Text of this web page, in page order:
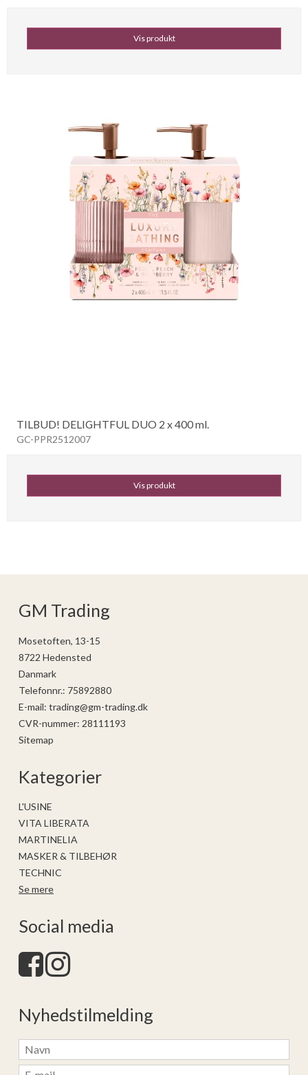
Vis produkt
TILBUD! DELIGHTFUL DUO 2 x 400 ml.
GC-PPR2512007
Vis produkt
GM Trading
Mosetoften, 13-15
8722 Hedensted
Danmark
Telefonnr.: 75892880
E-mail: trading@gm-trading.dk
CVR-nummer: 28111193
Sitemap
Kategorier
L'USINE
VITA LIBERATA
MARTINELIA
MASKER & TILBEHØR
TECHNIC
Se mere
Social media
Nyhedstilmelding